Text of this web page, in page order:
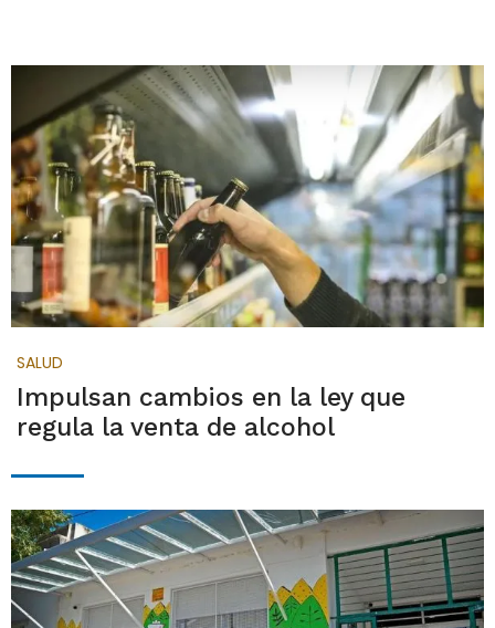
SALUD
Impulsan cambios en la ley que
regula la venta de alcohol